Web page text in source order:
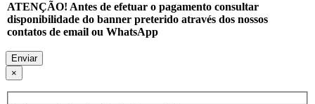
ATENÇÃO! Antes de efetuar o pagamento consultar
disponibilidade do banner preterido através dos nossos
contatos de email ou WhatsApp
×